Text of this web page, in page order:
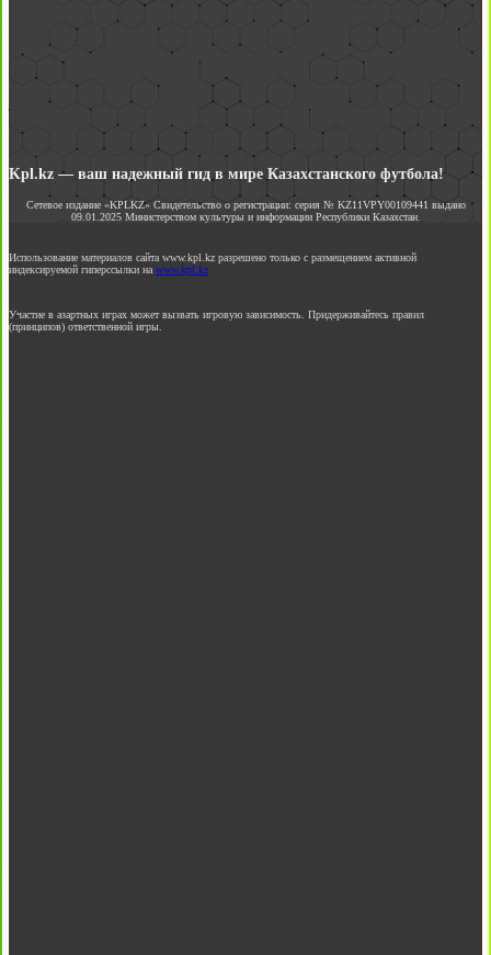
Kpl.kz — ваш надежный гид в мире Казахстанского футбола!
Сетевое издание «KPLKZ» Свидетельство о регистрации: серия № KZ11VPY00109441 выдано
09.01.2025 Министерством культуры и информации Республики Казахстан.
Использование материалов сайта www.kpl.kz разрешено только с размещением активной
индексируемой гиперссылки на www.kpl.kz
Участие в азартных играх может вызвать игровую зависимость. Придерживайтесь правил
(принципов) ответственной игры.